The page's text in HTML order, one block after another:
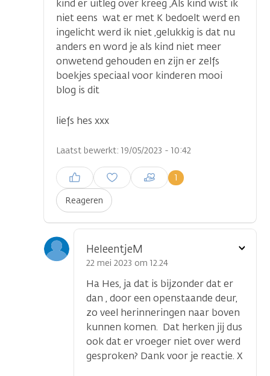
kind er uitleg over kreeg ,Als kind wist ik
niet eens wat er met K bedoelt werd en
ingelicht werd ik niet ,gelukkig is dat nu
anders en word je als kind niet meer
onwetend gehouden en zijn er zelfs
boekjes speciaal voor kinderen mooi
blog is dit
liefs hes xxx
Laatst bewerkt: 19/05/2023 - 10:42
Reageren
1
Inloggen om een reactie te
plaatsen
HeleentjeM
22 mei 2023 om 12.24
Ha Hes, ja dat is bijzonder dat er
dan , door een openstaande deur,
zo veel herinneringen naar boven
kunnen komen. Dat herken jij dus
ook dat er vroeger niet over werd
gesproken? Dank voor je reactie. X
Toon